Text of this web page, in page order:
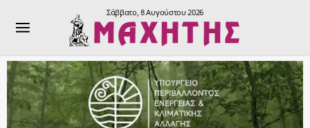
Σάββατο, 8 Αυγούστου 2026